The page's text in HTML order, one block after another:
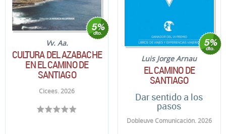
Vv. Aa.
CULTURA DEL AZABACHE
EN EL CAMINO DE
SANTIAGO
Cicees. 2026
Luis Jorge Arnau
EL CAMINO DE
SANTIAGO
Dar sentido a los
pasos
Dobleuve Comunicación. 2026